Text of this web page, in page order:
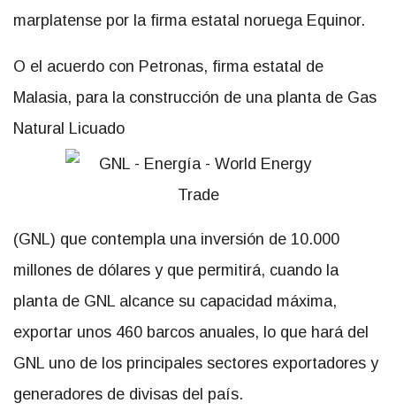
marplatense por la firma estatal noruega Equinor.
O el acuerdo con Petronas, firma estatal de
Malasia, para la construcción de una planta de Gas
Natural Licuado
(GNL) que contempla una inversión de 10.000
millones de dólares y que permitirá, cuando la
planta de GNL alcance su capacidad máxima,
exportar unos 460 barcos anuales, lo que hará del
GNL uno de los principales sectores exportadores y
generadores de divisas del país.